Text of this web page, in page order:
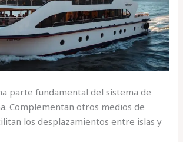
parte fundamental del sistema de
Complementan otros medios de
los desplazamientos entre islas y